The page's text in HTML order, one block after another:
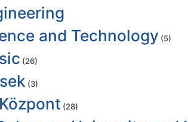
and Technology (5)
(26)
(3)
(28)